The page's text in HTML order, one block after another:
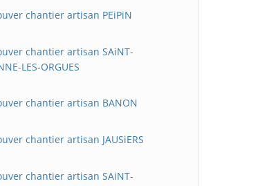
chantier artisan PEiPiN
chantier artisan SAiNT-
LES-ORGUES
chantier artisan BANON
chantier artisan JAUSiERS
chantier artisan SAiNT-